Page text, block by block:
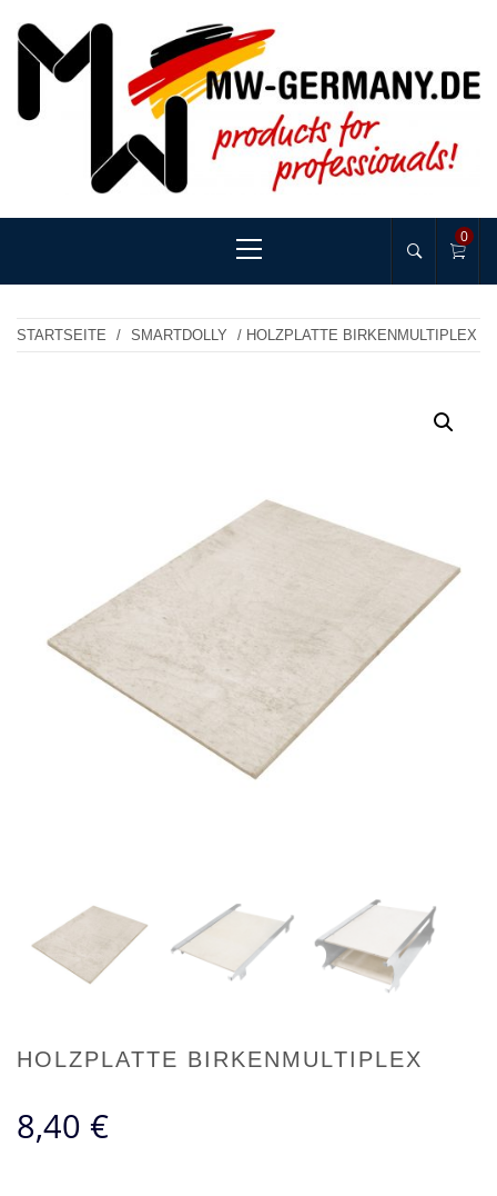
content
MW-GERMANY
products for professionals!
Menu
0
STARTSEITE / SMARTDOLLY / HOLZPLATTE BIRKENMULTIPLEX
HOLZPLATTE BIRKENMULTIPLEX
8,40 €